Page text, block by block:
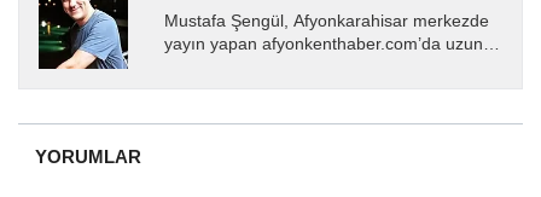
Mustafa Şengül, Afyonkarahisar merkezde
yayın yapan afyonkenthaber.com’da uzun
almakta, haber akışı...
YORUMLAR